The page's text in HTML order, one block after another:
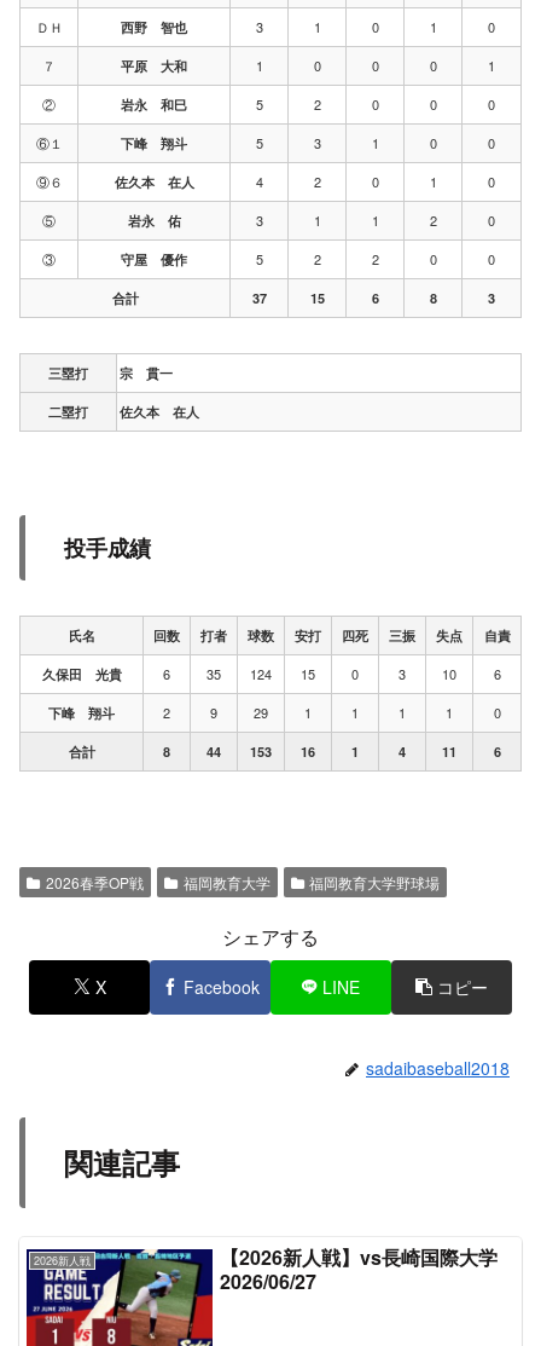
ＤＨ
西野 智也 3 1 0 1
0
７
平原 大和 1 0 0 0
1
②
岩永 和巳 5 2 0 0
0
⑥１
下峰 翔斗 5 3 1 0
0
⑨６
佐久本 在人 4 2 0 1
0
⑤
岩永 佑 3 1 1 2
0
③
守屋 優作 5 2 2 0 0
合計 37 15 6 8 3
三塁打 宗 貫一
二塁打 佐久本 在人
投手成績
氏名 回数 打者 球数 安打 四死 三振 失点 自責
久保田 光貴 6 35 124 15 0 3 10 6
下峰 翔斗 2 9 29 1 1 1 1 0
合計 8 44 153 16 1 4 11 6
2026春季OP戦 福岡教育大学 福岡教育大学野球場
シェアする
X Facebook LINE コピー
sadaibaseball2018
関連記事
2026新人戦
【2026新人戦】vs長崎国際大学
2026/06/27